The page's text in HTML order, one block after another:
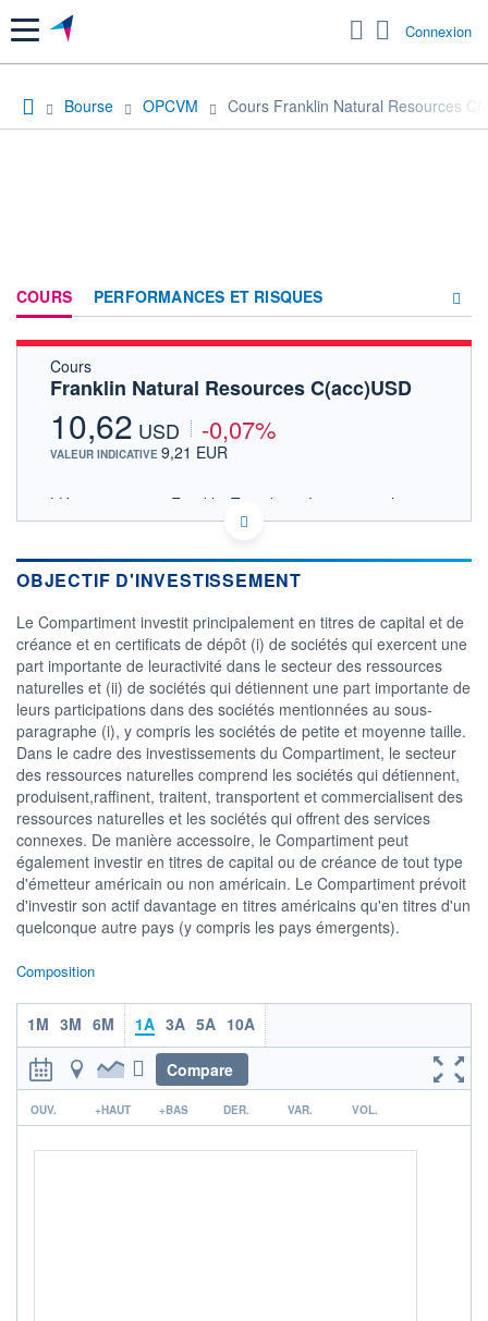
Menu Connexion
Bourse OPCVM Cours Franklin Natural Resources
COURS PERFORMANCES ET RISQUES
Cours
Franklin Natural Resources C(acc)USD
10,62 USD -0,07%
VALEUR INDICATIVE 9,21 EUR
LU0343523568 - Franklin Templeton International
Services S.à r.l.
Consulter le prospectus / DIC
03/12 07/04
8
10
12
CATÉGORIE MORNINGSTAR
Actions Secteur Energie
FONDS PARTENAIRES
TARIFS PRIVILÉGIÉS 0%
ÉLIGIBILITÉ
PEA PEA-PME BOURSOVIE LUX
BOURSOVIE
CTO BUSINESS
Non éligible Boursobank
ACTIF NET (EUR)
188M / 31.05.25
NOTATION MORNINGSTAR ⁽¹⁾
OBJECTIF D'INVESTISSEMENT
Le Compartiment investit principalement en titres de capital et de
créance et en certificats de dépôt (i) de sociétés qui exercent une
part importante de leuractivité dans le secteur des ressources
naturelles et (ii) de sociétés qui détiennent une part importante de
leurs participations dans des sociétés mentionnées au sous-
paragraphe (i), y compris les sociétés de petite et moyenne taille.
Dans le cadre des investissements du Compartiment, le secteur
des ressources naturelles comprend les sociétés qui détiennent,
produisent,raffinent, traitent, transportent et commercialisent des
ressources naturelles et les sociétés qui offrent des services
connexes. De manière accessoire, le Compartiment peut
également investir en titres de capital ou de créance de tout type
d'émetteur américain ou non américain. Le Compartiment prévoit
d'investir son actif davantage en titres américains qu'en titres d'un
quelconque autre pays (y compris les pays émergents).
Composition
1M 3M 6M 1A 3A 5A 10A
Compare
r
OUV. +HAUT +BAS DER. VAR. VOL.